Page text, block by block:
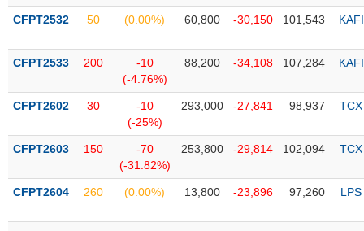
Không
được
quỹ
mục
Cổ
CFPT2532 50 (0.00%) 60,800 -30,150 101,543 KAFI
CFPT2533 200
-10
(-4.76%)
88,200 -34,108 107,284 KAFI
CFPT2602 30
-10
(-25%)
293,000 -27,841 98,937 TCX
CFPT2603 150
-70
(-31.82%)
253,800 -29,814 102,094 TCX
CFPT2604 260 (0.00%) 13,800 -23,896 97,260 LPS
XUẤT
DỮ
TIN
MỚI
Ngành